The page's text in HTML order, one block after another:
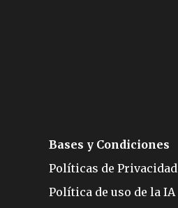
Bases y Condiciones
Políticas de Privacidad
Política de uso de la IA